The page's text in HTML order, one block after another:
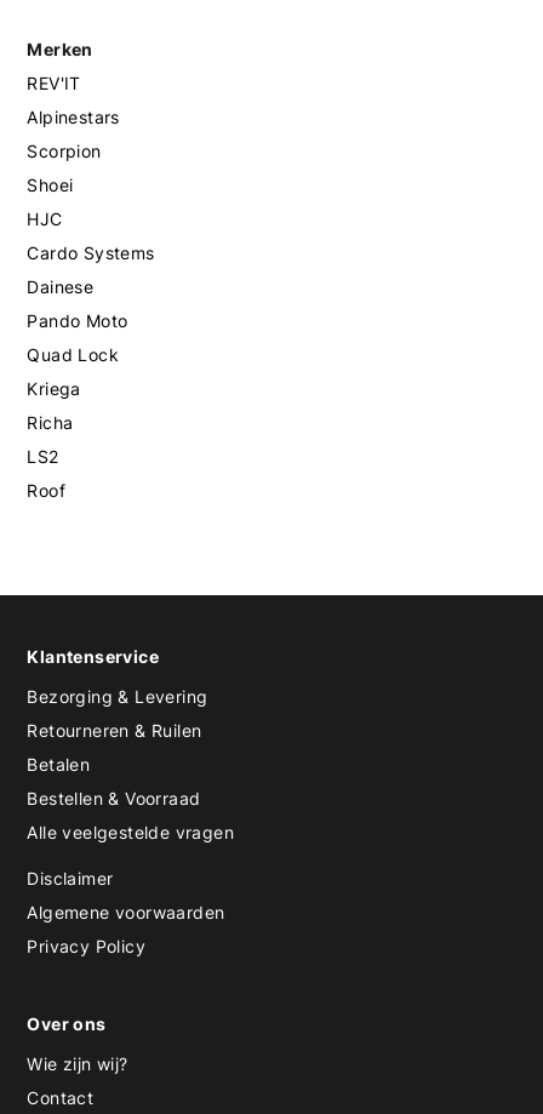
Merken
REV'IT
Alpinestars
Scorpion
Shoei
HJC
Cardo Systems
Dainese
Pando Moto
Quad Lock
Kriega
Richa
LS2
Roof
Klantenservice
Bezorging & Levering
Retourneren & Ruilen
Betalen
Bestellen & Voorraad
Alle veelgestelde vragen
Disclaimer
Algemene voorwaarden
Privacy Policy
Over ons
Wie zijn wij?
Contact